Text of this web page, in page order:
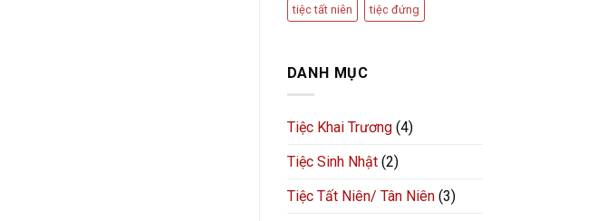
tiệc tất niên tiệc đứng
DANH MỤC
Tiệc Khai Trương(4)
Tiệc Sinh Nhật(2)
Tiệc Tất Niên/ Tân Niên(3)